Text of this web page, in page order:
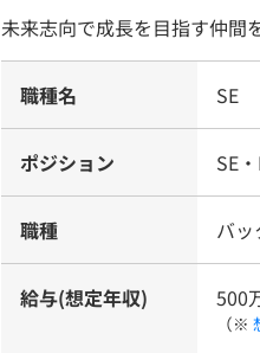
未来志向で成長を目指す仲間
職種名 SE
ポジション SE
職種 バ
給与(想定年収) 500
（※